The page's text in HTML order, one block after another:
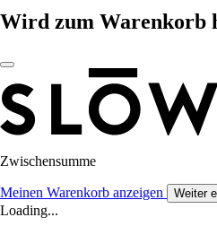
Wird zum Warenkorb
Zwischensumme
Meinen Warenkorb anzeigen Weiter
Loading...